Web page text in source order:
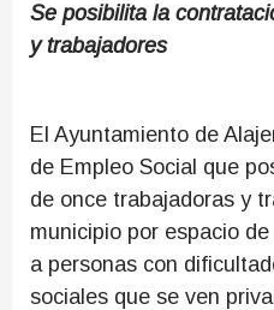
Se posibilita la
y trabajadores
El Ayuntamiento de
de Empleo Social que
de once trabajadoras y
municipio por espacio
a personas con
sociales que se ven